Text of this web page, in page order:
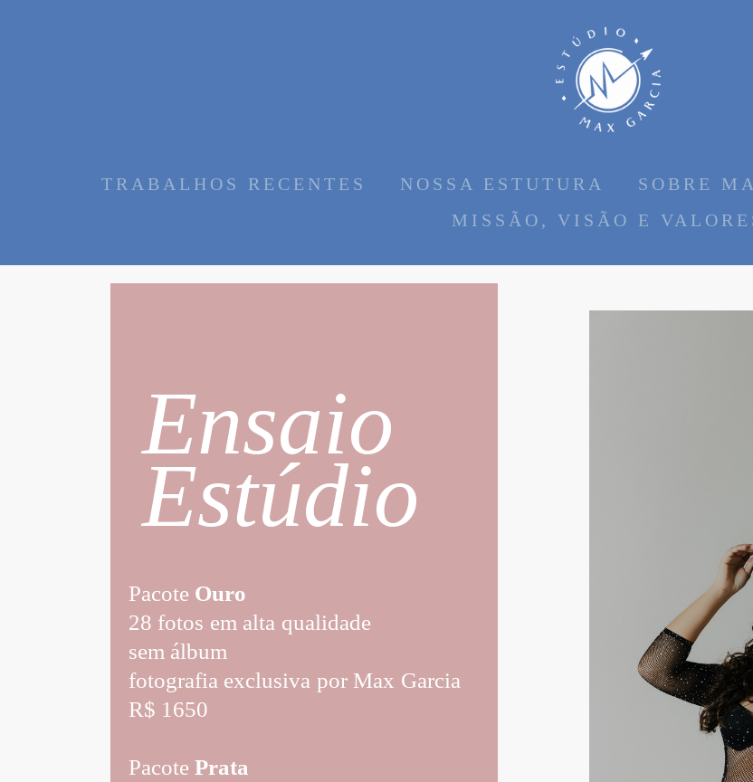
TRABALHOS RECENTES NOSSA ESTUTURA SOBRE
MISSÃO, VISÃO E
Ensaio
Estúdio
Pacote Ouro
28 fotos em alta qualidade
sem álbum
fotografia exclusiva por Max Garcia
R$ 1650
PacotePrata